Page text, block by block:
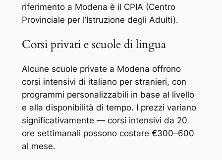
riferimento a Modena è il CPIA (Centro
Provinciale per l’Istruzione degli Adulti).
Corsi privati e scuole di lingua
Alcune scuole private a Modena offrono
corsi intensivi di italiano per stranieri, con
programmi personalizzabili in base al livello
e alla disponibilità di tempo. I prezzi variano
significativamente — corsi intensivi da 20
ore settimanali possono costare €300–600
al mese.